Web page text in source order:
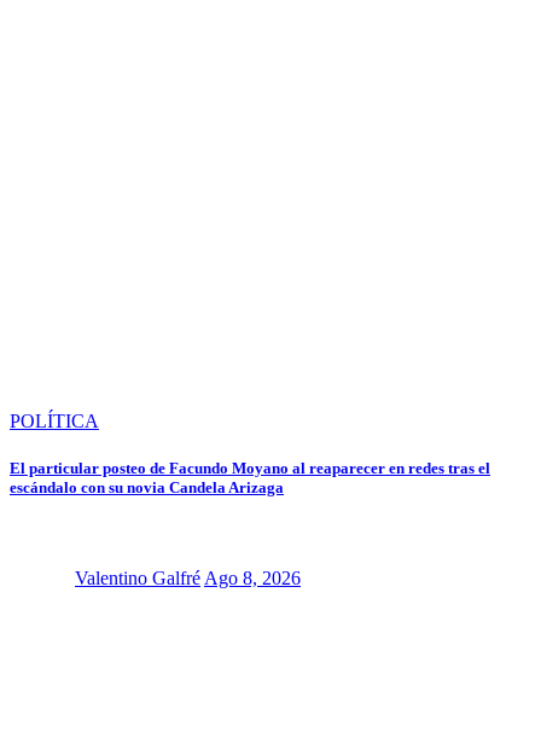
POLÍTICA
El particular posteo de Facundo Moyano al reaparecer en redes tras el
escándalo con su novia Candela Arizaga
Valentino Galfré Ago 8, 2026